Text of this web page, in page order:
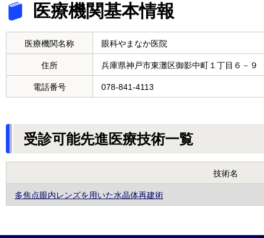
医療機関基本情報
医療機関名称 眼科やまなか医院
住所 兵庫県神戸市東灘区御影中町１丁目６－
電話番号 078-841-4113
受診可能先進医療技術一覧
技術名
多焦点眼内レンズを用いた水晶体再建術